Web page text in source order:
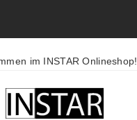
im INSTAR Onlineshop!